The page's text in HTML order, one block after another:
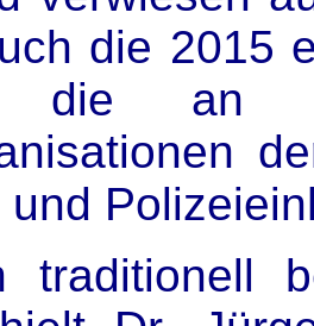
die 2015
an
und
traditionell